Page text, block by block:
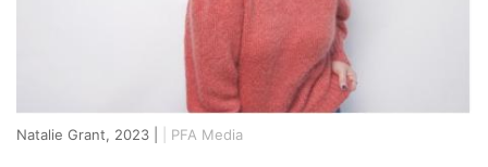
Natalie Grant, 2023 | PFA Media